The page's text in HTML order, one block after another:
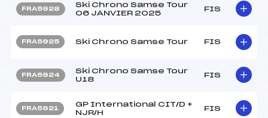
FRA5928
Ski Chrono Samse Tour
06 JANVIER 2025
FIS
FRA5925 Ski Chrono Samse Tour FIS
FRA5924
Ski Chrono Samse Tour
U18
FIS
FRA5921
GP International CIT/D +
NJR/H
FIS